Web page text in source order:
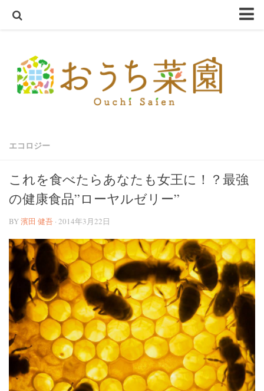
おうち菜園とは
SHOP
アクアスプラウトSV～さかな畑～
オーガニック種子
オーガニック培養土
オーガニック害虫忌避
テラコッタ鉢
軽量鉢
コンクリート鉢
ベランダ用フェルト鉢
ガーデニンファニチャー
DIYアクアポニックス資材
さかな畑
アロマとハーブ
アクアポニックス
エコロジー
これを食べたらあなたも女王に！？最強
の健康食品”ローヤルゼリー”
BY濱田 健吾 · 2014年3月22日